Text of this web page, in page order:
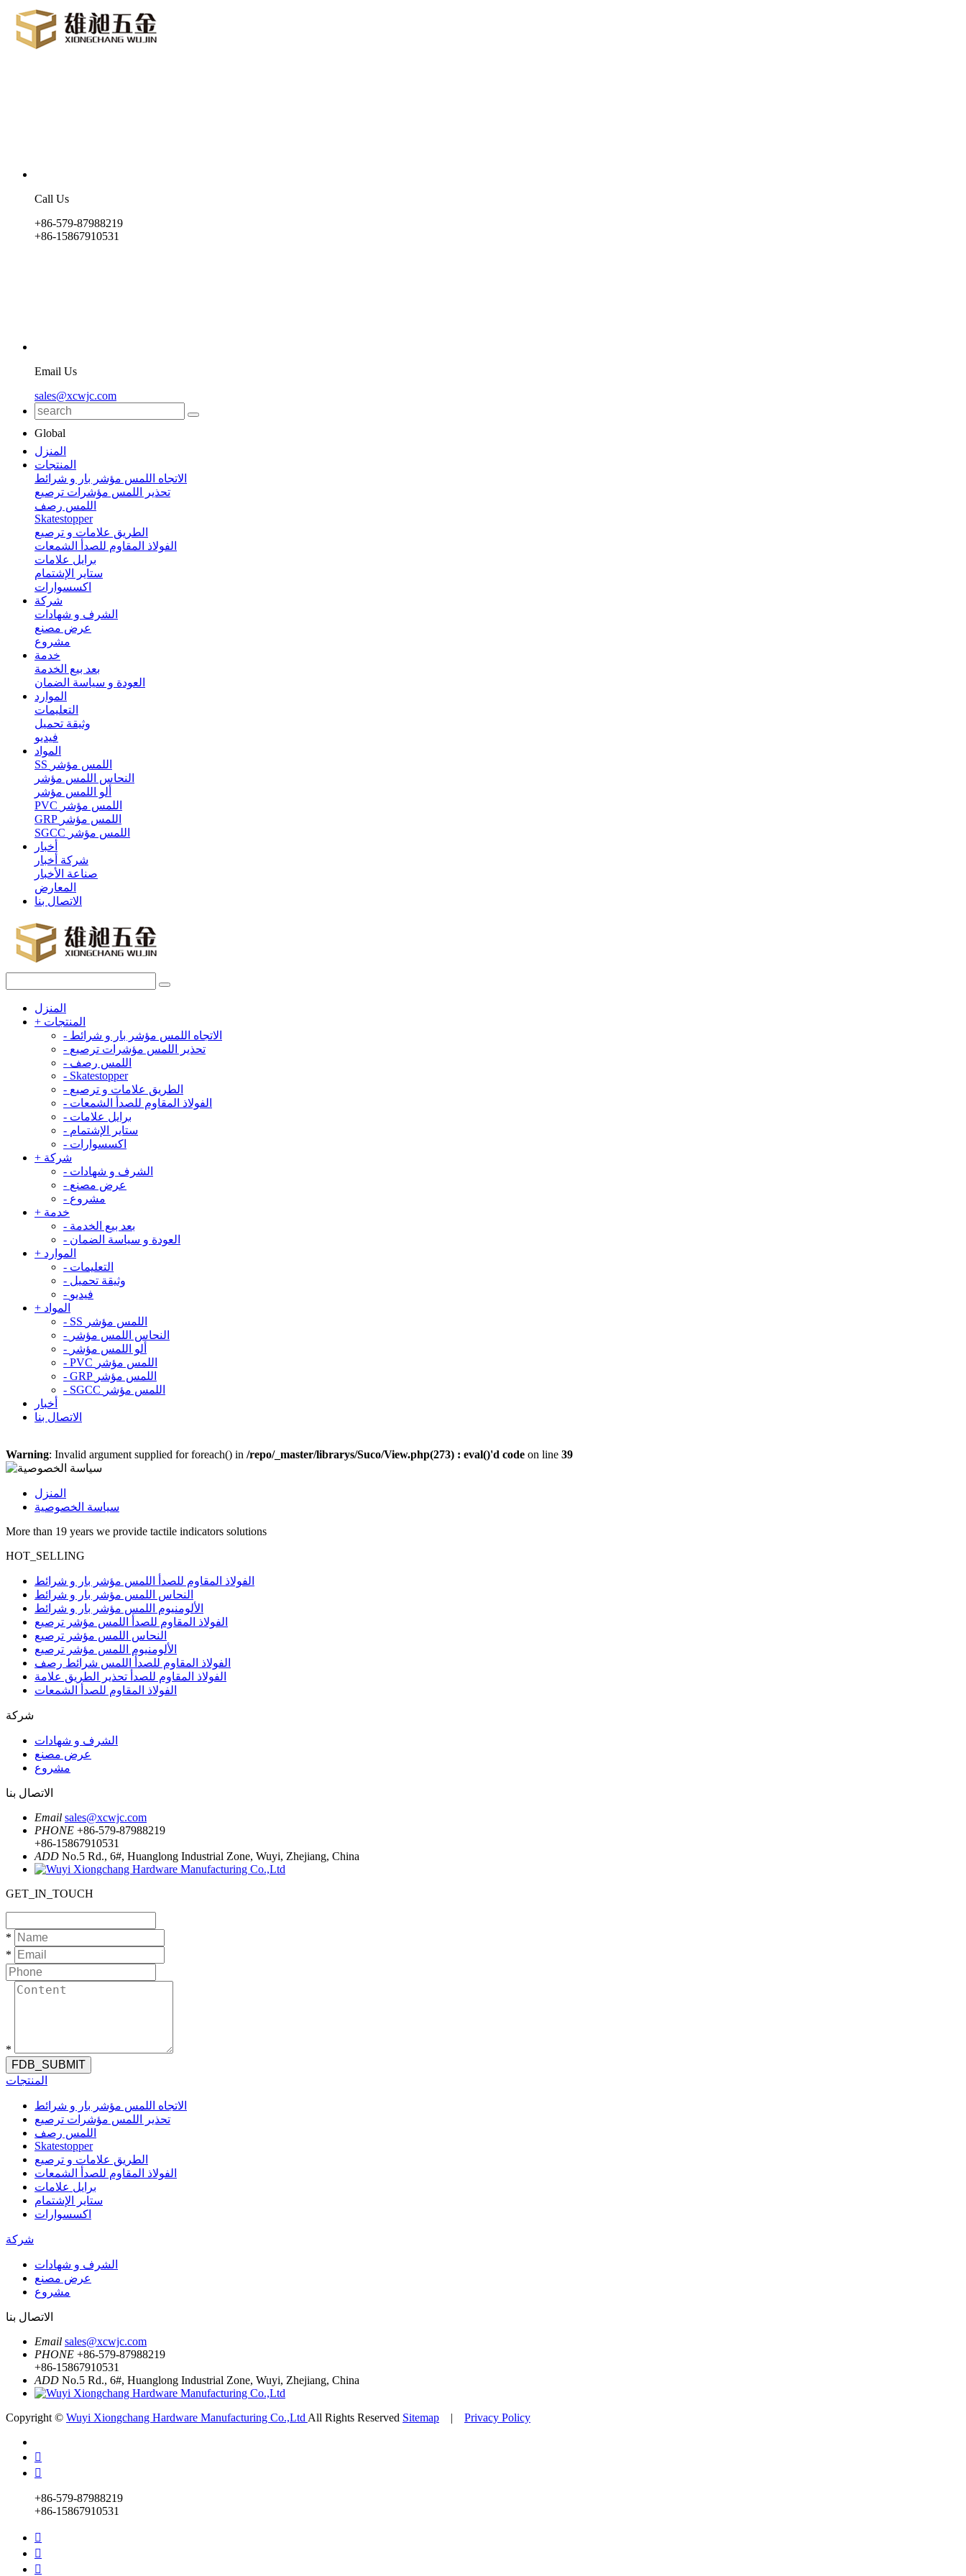
Call Us
+86-579-87988219
+86-15867910531
Email Us
sales@xcwjc.com
Global
المنزل
المنتجات
الاتجاه اللمس مؤشر بار و شرائط
تحذير اللمس مؤشرات ترصيع
اللمس رصف
Skatestopper
الطريق علامات و ترصيع
الفولاذ المقاوم للصدأ الشمعات
برايل علامات
ستاير الإشتمام
اكسسوارات
شركة
الشرف و شهادات
عرض مصنع
مشروع
خدمة
بعد بيع الخدمة
العودة و سياسة الضمان
الموارد
التعليمات
وثيقة تحميل
فيديو
المواد
SS اللمس مؤشر
النحاس اللمس مؤشر
ألو اللمس مؤشر
PVC اللمس مؤشر
GRP اللمس مؤشر
SGCC اللمس مؤشر
أخبار
شركة أخبار
صناعة الأخبار
المعارض
الاتصال بنا
المنزل
+ المنتجات
- الاتجاه اللمس مؤشر بار و شرائط
- تحذير اللمس مؤشرات ترصيع
- اللمس رصف
- Skatestopper
- الطريق علامات و ترصيع
- الفولاذ المقاوم للصدأ الشمعات
- برايل علامات
- ستاير الإشتمام
- اكسسوارات
+ شركة
- الشرف و شهادات
- عرض مصنع
- مشروع
+ خدمة
- بعد بيع الخدمة
- العودة و سياسة الضمان
+ الموارد
- التعليمات
- وثيقة تحميل
- فيديو
+ المواد
-
SS اللمس مؤشر
- النحاس اللمس مؤشر
- ألو اللمس مؤشر
-
PVC اللمس مؤشر
-
GRP اللمس مؤشر
-
SGCC اللمس مؤشر
أخبار
الاتصال بنا
Warning: Invalid argument supplied for foreach() in /repo/_master/librarys/Suco/View.php(273) : eval()'d code on line 39
المنزل
سياسة الخصوصية
More than 19 years we provide tactile indicators solutions
HOT_SELLING
الفولاذ المقاوم للصدأ اللمس مؤشر بار و شرائط
النحاس اللمس مؤشر بار و شرائط
الألومنيوم اللمس مؤشر بار و شرائط
الفولاذ المقاوم للصدأ اللمس مؤشر ترصيع
النحاس اللمس مؤشر ترصيع
الألومنيوم اللمس مؤشر ترصيع
الفولاذ المقاوم للصدأ اللمس شرائط رصف
الفولاذ المقاوم للصدأ تحذير الطريق علامة
الفولاذ المقاوم للصدأ الشمعات
شركة
الشرف و شهادات
عرض مصنع
مشروع
الاتصال بنا
Email sales@xcwjc.com
PHONE +86-579-87988219
+86-15867910531
ADD No.5 Rd., 6#, Huanglong Industrial Zone, Wuyi, Zhejiang, China
GET_IN_TOUCH
*
*
*
FDB_SUBMIT
المنتجات
الاتجاه اللمس مؤشر بار و شرائط
تحذير اللمس مؤشرات ترصيع
اللمس رصف
Skatestopper
الطريق علامات و ترصيع
الفولاذ المقاوم للصدأ الشمعات
برايل علامات
ستاير الإشتمام
اكسسوارات
شركة
الشرف و شهادات
عرض مصنع
مشروع
الاتصال بنا
Email sales@xcwjc.com
PHONE +86-579-87988219
+86-15867910531
ADD No.5 Rd., 6#, Huanglong Industrial Zone, Wuyi, Zhejiang, China
Copyright © Wuyi Xiongchang Hardware Manufacturing Co.,Ltd All Rights Reserved Sitemap | Privacy Policy


+86-579-87988219
+86-15867910531


